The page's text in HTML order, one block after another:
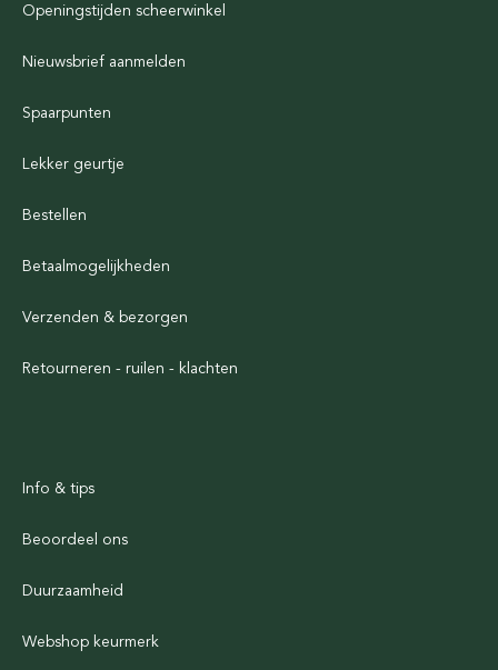
Openingstijden scheerwinkel
Nieuwsbrief aanmelden
Spaarpunten
Lekker geurtje
Bestellen
Betaalmogelijkheden
Verzenden & bezorgen
Retourneren - ruilen - klachten
Info & tips
Beoordeel ons
Duurzaamheid
Webshop keurmerk